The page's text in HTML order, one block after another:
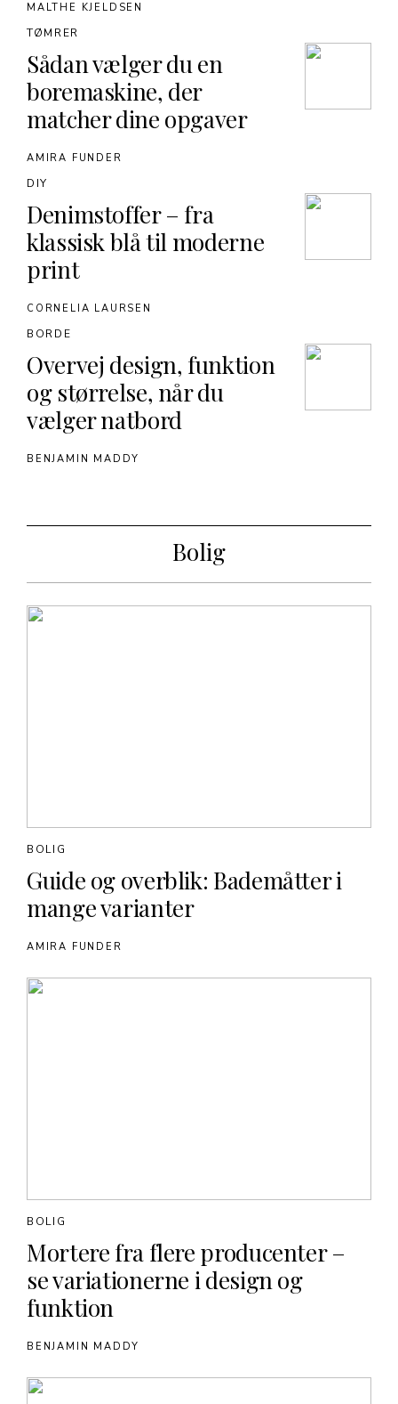
MALTHE KJELDSEN
Sådan vælger du en
boremaskine, der
matcher dine opgaver
TØMRER
AMIRA FUNDER
Denimstoffer – fra
klassisk blå til moderne
print
DIY
CORNELIA LAURSEN
Overvej design, funktion
og størrelse, når du
vælger natbord
BORDE
BENJAMIN MADDY
Bolig
Guide og overblik: Bademåtter i
mange varianter
BOLIG
AMIRA FUNDER
Mortere fra flere producenter –
se variationerne i design og
funktion
BOLIG
BENJAMIN MADDY